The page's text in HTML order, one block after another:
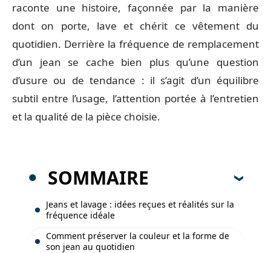
raconte une histoire, façonnée par la manière
dont on porte, lave et chérit ce vêtement du
quotidien. Derrière la fréquence de remplacement
d’un jean se cache bien plus qu’une question
d’usure ou de tendance : il s’agit d’un équilibre
subtil entre l’usage, l’attention portée à l’entretien
et la qualité de la pièce choisie.
SOMMAIRE
Jeans et lavage : idées reçues et réalités sur la
fréquence idéale
Comment préserver la couleur et la forme de
son jean au quotidien